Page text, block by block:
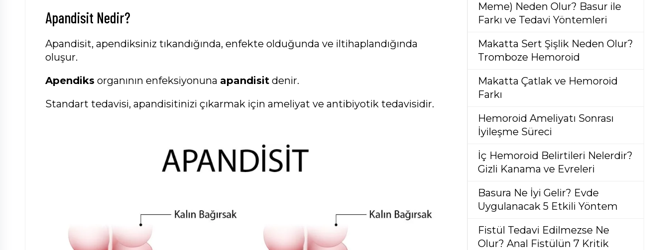
Apandisit Nedir?
Apandisit, apendiksiniz tıkandığında, enfekte olduğunda ve iltihaplandığında
oluşur.
Apendiks organının enfeksiyonuna apandisit denir.
Standart tedavisi, apandisitinizi çıkarmak için ameliyat ve antibiyotik tedavisidir.
Meme) Neden Olur? Basur ile
Farkı ve Tedavi Yöntemleri
Makatta Sert Şişlik Neden Olur?
Tromboze Hemoroid
Makatta Çatlak ve Hemoroid
Farkı
Hemoroid Ameliyatı Sonrası
İyileşme Süreci
İç Hemoroid Belirtileri Nelerdir?
Gizli Kanama ve Evreleri
Basura Ne İyi Gelir? Evde
Uygulanacak 5 Etkili Yöntem
Fistül Tedavi Edilmezse Ne
Olur? Anal Fistülün 7 Kritik